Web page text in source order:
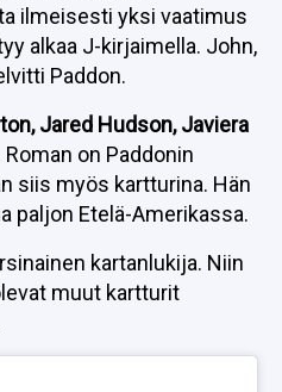
ilmeisesti yksi vaatimus
alkaa J-kirjaimella. John,
Paddon.
Jared Hudson, Javiera
Roman on Paddonin
siis myös kartturina. Hän
paljon Etelä-Amerikassa.
kartanlukija. Niin
muut kartturit